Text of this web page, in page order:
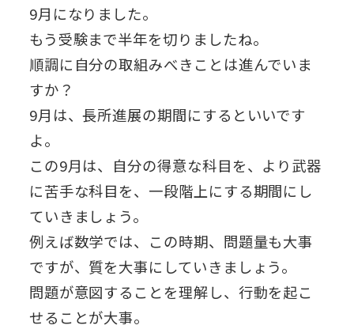
9月になりました。
もう受験まで半年を切りましたね。
順調に自分の取組みべきことは進んでいま
すか？
9月は、長所進展の期間にするといいです
よ。
この9月は、自分の得意な科目を、より武器
に苦手な科目を、一段階上にする期間にし
ていきましょう。
例えば数学では、この時期、問題量も大事
ですが、質を大事にしていきましょう。
問題が意図することを理解し、行動を起こ
せることが大事。